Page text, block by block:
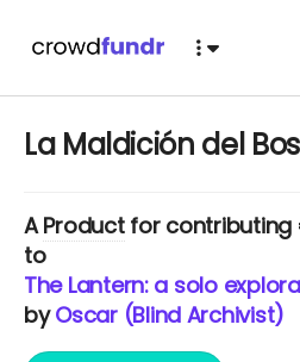
La Maldición del
AProductfor contributing
to
The Lantern: a solo
byOscar (Blind Archivist)